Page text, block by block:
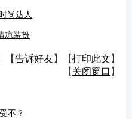
尚达人
凉装扮
【告诉好友】【打印此文 】
【 关闭窗口 】
不？